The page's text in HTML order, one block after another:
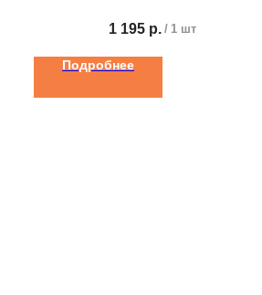
1 195 р. / 1 шт
Подробнее